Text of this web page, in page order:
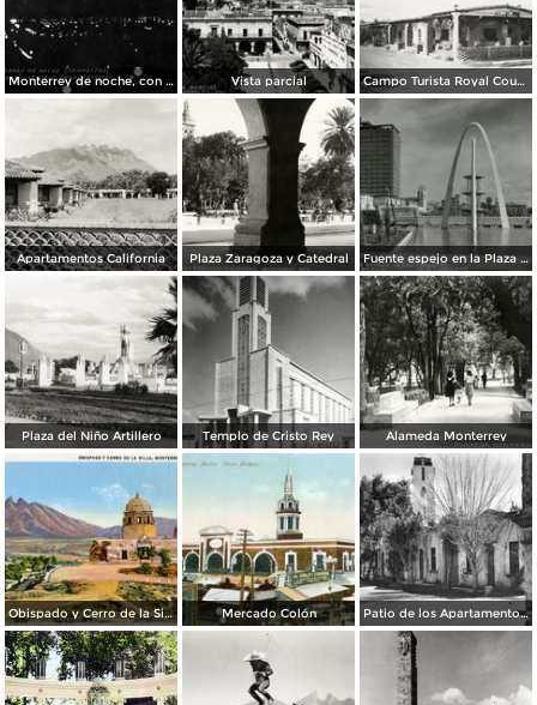
Monterrey de noche, con tempestad Vista parcial Campo Turista Royal Courts
Apartamentos California Plaza Zaragoza y Catedral Fuente espejo en la Plaza Zaragoza
Plaza del Niño Artillero Templo de Cristo Rey Alameda Monterrey
Obispado y Cerro de la Silla Mercado Colón Patio de los Apartamentos Regina